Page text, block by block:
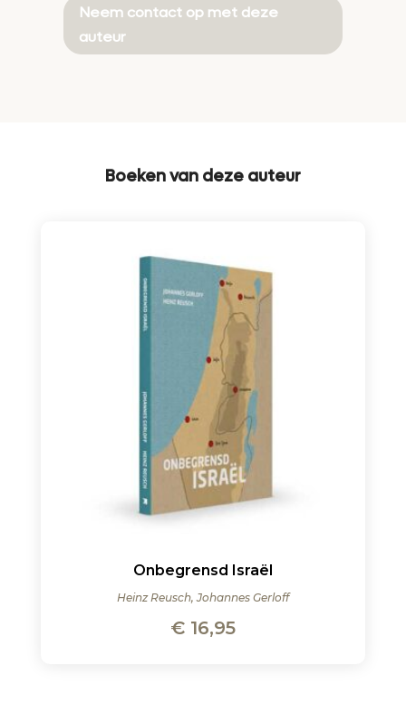
Neem contact op met deze
auteur
Boeken van deze auteur
Onbegrensd Israël
Heinz Reusch, Johannes Gerloff
€16,95